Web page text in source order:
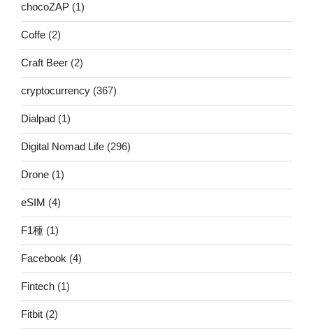
chocoZAP (1)
Coffe (2)
Craft Beer (2)
cryptocurrency (367)
Dialpad (1)
Digital Nomad Life (296)
Drone (1)
eSIM (4)
F1種 (1)
Facebook (4)
Fintech (1)
Fitbit (2)